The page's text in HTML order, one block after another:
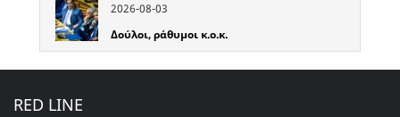
2026-08-03
Δούλοι, ράθυμοι κ.ο.κ.
RED LINE